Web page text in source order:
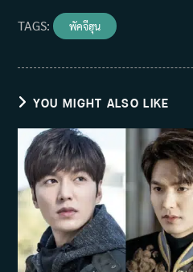
TAGS: พัคจีฮุน
YOU MIGHT ALSO LIKE